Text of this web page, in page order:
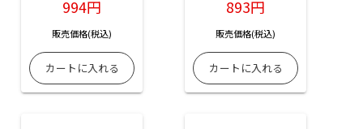
994円
販売価格(税込)
893円
販売価格(税込)